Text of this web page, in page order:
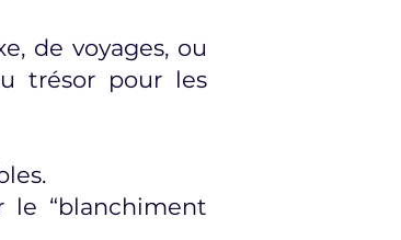
de voyages, ou
trésor pour les
le “blanchiment